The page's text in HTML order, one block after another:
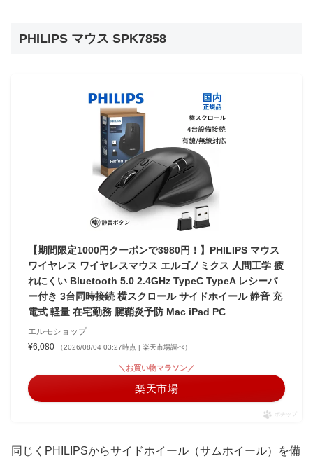
PHILIPS マウス SPK7858
【期間限定1000円クーポンで3980円！】PHILIPS マウス
ワイヤレス ワイヤレスマウス エルゴノミクス 人間工学 疲
れにくい Bluetooth 5.0 2.4GHz TypeC TypeA レシーバ
ー付き 3台同時接続 横スクロール サイドホイール 静音 充
電式 軽量 在宅勤務 腱鞘炎予防 Mac iPad PC
エルモショップ
¥6,080
（2026/08/04 03:27時点 | 楽天市場調べ）
＼お買い物マラソン／
楽天市場
ポチップ
同じくPHILIPSからサイドホイール（サムホイール）を備